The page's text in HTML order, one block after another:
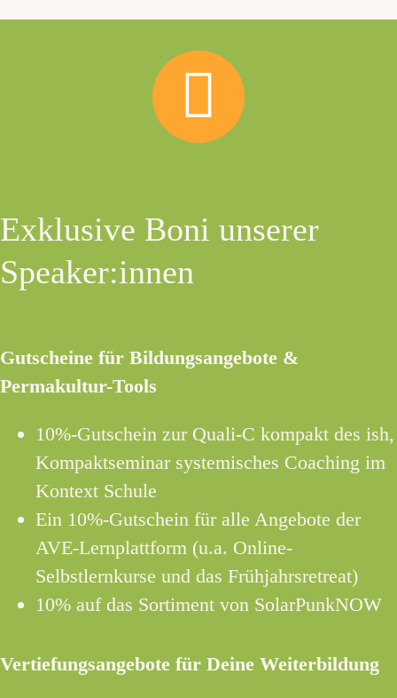
Exklusive Boni unserer
Speaker:innen
Gutscheine für Bildungsangebote &
Permakultur-Tools
10%-Gutschein zur Quali-C kompakt des ish,
Kompaktseminar systemisches Coaching im
Kontext Schule
Ein 10%-Gutschein für alle Angebote der
AVE-Lernplattform (u.a. Online-
Selbstlernkurse und das Frühjahrsretreat)
10% auf das Sortiment von SolarPunkNOW
Vertiefungsangebote für Deine Weiterbildung